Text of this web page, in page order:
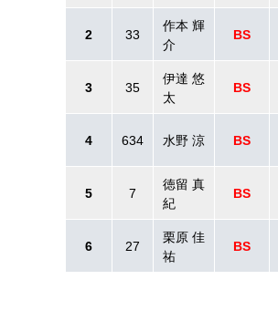
2 33
作本 輝
介
BS
3 35
伊達 悠
太
BS
4 634 水野 涼 BS
5 7
徳留 真
紀
BS
6 27
栗原 佳
祐
BS